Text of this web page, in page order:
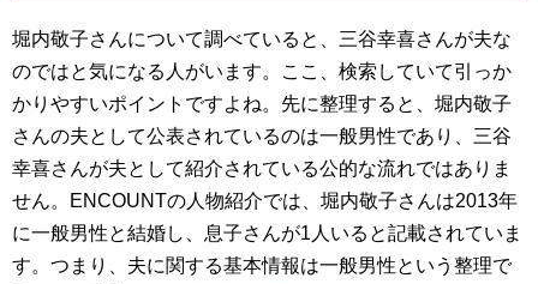
堀内敬子さんについて調べていると、三谷幸喜さんが夫な
のではと気になる人がいます。ここ、検索していて引っか
かりやすいポイントですよね。先に整理すると、堀内敬子
さんの夫として公表されているのは一般男性であり、三谷
幸喜さんが夫として紹介されている公的な流れではありま
せん。ENCOUNTの人物紹介では、堀内敬子さんは2013年
に一般男性と結婚し、息子さんが1人いると記載されていま
す。つまり、夫に関する基本情報は一般男性という整理で